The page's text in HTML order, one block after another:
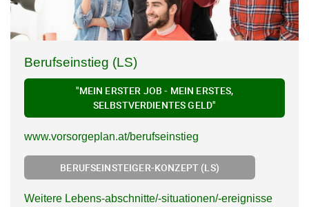
Berufseinstieg (LS)
"MEIN ERSTER JOB - MEIN ERSTES,
SELBSTVERDIENTES GELD"
www.vorsorgeplan.at/berufseinstieg
BERUFSEINSTEIGER-KONZEPT (LS)
Weitere Lebens-abschnitte/-situationen/-ereignisse